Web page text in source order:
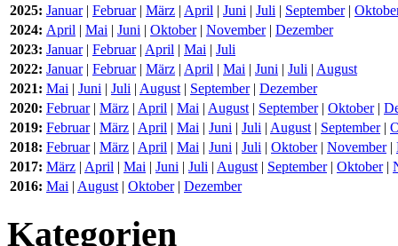
2025: Januar| Februar| März | April | Juni | Juli | September|
2024: April | Mai | Juni | Oktober| November| Dezember
2023: Januar| Februar| April | Mai | Juli
2022: Januar| Februar| März | April | Mai | Juni | Juli | August
2021: Mai | Juni | Juli | August | September| Dezember
2020: Februar| März | April | Mai | August | September| Oktober|
2019: Februar| März | April | Mai | Juni | Juli | August | September|
2018: Februar| März | April | Mai | Juni | Juli | Oktober| November|
2017: März | April | Mai | Juni | Juli | August | September| Oktober|
2016: Mai | August | Oktober| Dezember
Kategorien